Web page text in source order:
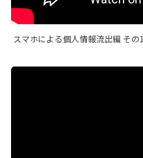
スマホによる個人情報流出編 その1